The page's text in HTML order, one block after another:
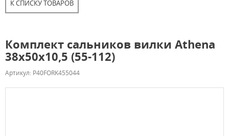
К СПИСКУ ТОВАРОВ
Комплект сальников вилки Athena
38x50x10,5 (55-112)
Артикул: P40FORK455044